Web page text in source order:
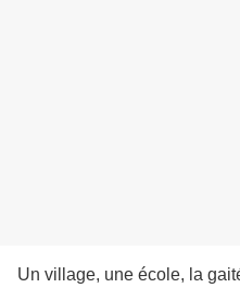
Un village, une école, l a